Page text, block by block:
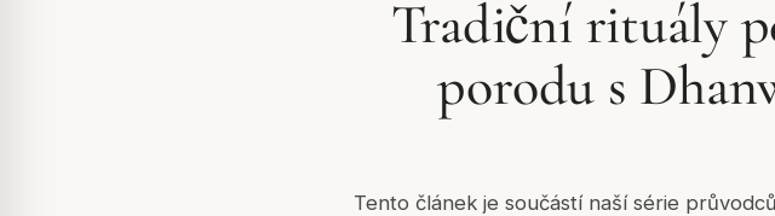
Tradiční rituály
porodu s
Tento článek je součástí naší série průvodců